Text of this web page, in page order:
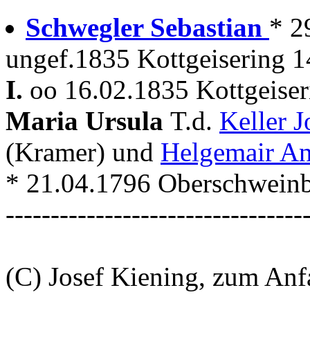
Schwegler Sebastian *
ungef.1835 Kottgeisering
I. oo 16.02.1835
Maria Ursula T.d. Keller
(Kramer) und Helgemair
* 21.04.1796
(C) Josef Kiening, zum